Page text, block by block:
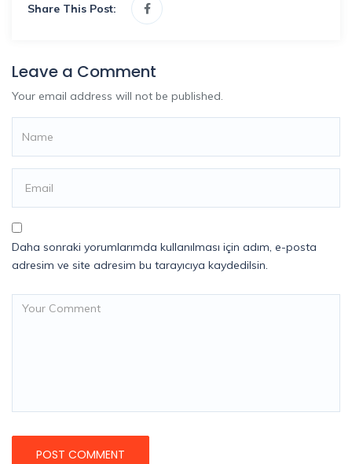
Share This Post:
Leave a Comment
Your email address will not be published.
Daha sonraki yorumlarımda kullanılması için adım, e-posta
adresim ve site adresim bu tarayıcıya kaydedilsin.